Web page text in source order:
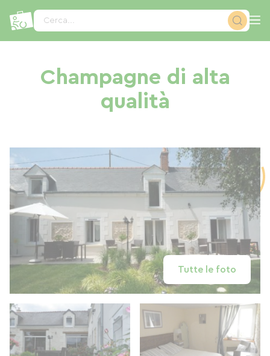
Cerca...
Champagne di alta
qualità
Tutte le foto
Pannello di gestione dei cookies